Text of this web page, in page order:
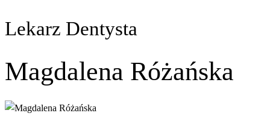
Lekarz Dentysta
Magdalena Różańska